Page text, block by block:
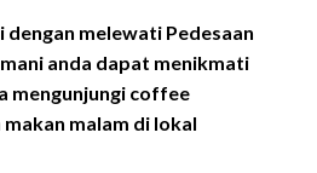
melewati Pedesaan
anda dapat menikmati
mengunjungi coffee
malam di lokal